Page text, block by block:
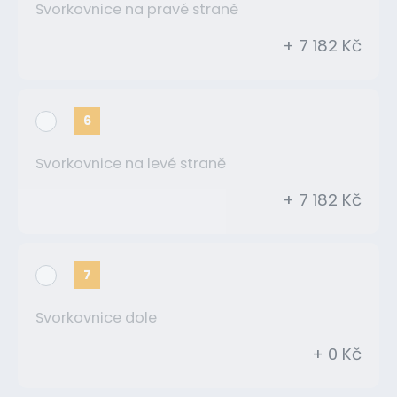
Svorkovnice na pravé straně
+ 7 182 Kč
6
Svorkovnice na levé straně
+ 7 182 Kč
7
Svorkovnice dole
+ 0 Kč